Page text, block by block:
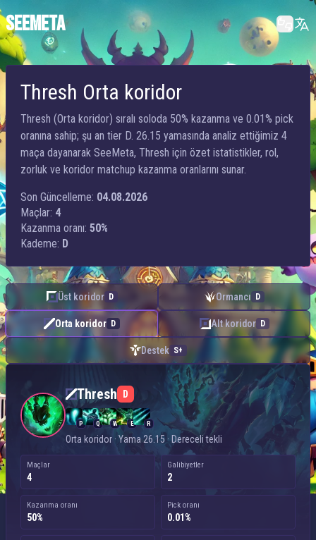
SEEMETA
Thresh Orta koridor
Thresh (Orta koridor) sıralı soloda 50% kazanma ve 0.01% pick
oranına sahip; şu an tier D. 26.15 yamasında analiz ettiğimiz 4
maça dayanarak SeeMeta, Thresh için özet istatistikler, rol,
zorluk ve koridor matchup kazanma oranlarını sunar.
Son Güncelleme: 04.08.2026
Maçlar: 4
Kazanma oranı: 50%
Kademe: D
Üst koridor D Ormancı D
Orta koridor D Alt koridor D
Destek S+
Thresh D
P Q W E R
Orta koridor · Yama 26.15 · Dereceli tekli
Maçlar
4
Galibiyetler
2
Kazanma oranı
50%
Pick oranı
0.01%